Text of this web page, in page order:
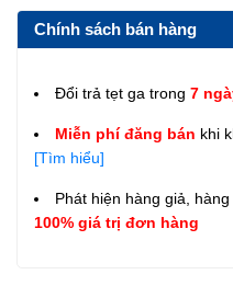
Chính sách bán hàng
Đổi trả tẹt ga trong 7
Miễn phí đăng bán khi
[Tìm hiểu]
Phát hiện hàng giả, hàng
100% giá trị đơn hàng